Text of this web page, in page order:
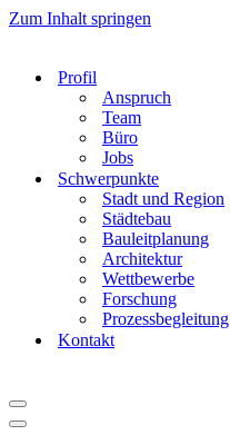
Zum Inhalt springen
Profil
Anspruch
Team
Büro
Jobs
Schwerpunkte
Stadt und Region
Städtebau
Bauleitplanung
Architektur
Wettbewerbe
Forschung
Prozessbegleitung
Kontakt
Navigationsmenü
Navigationsmenü